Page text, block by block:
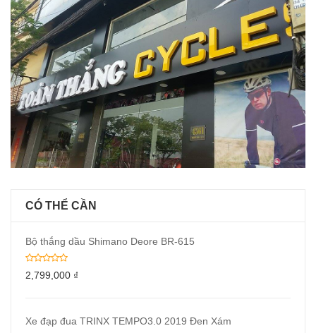
CÓ THỂ CẦN
Bộ thắng dầu Shimano Deore BR-615
2,799,000 ₫
Xe đạp đua TRINX TEMPO3.0 2019 Đen Xám